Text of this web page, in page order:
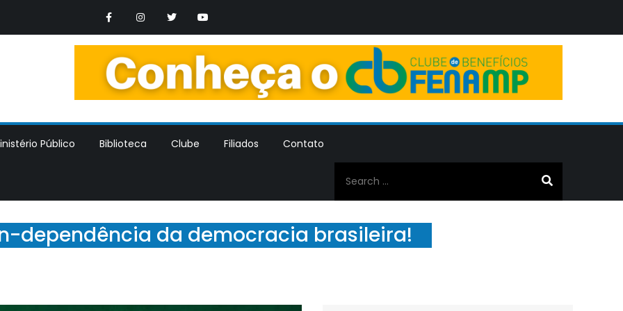
Trabalhadores dos Ministerios Publicos Estaduais
Público Biblioteca Clube Filiados
Contato
for:
dependência da democracia brasileira!